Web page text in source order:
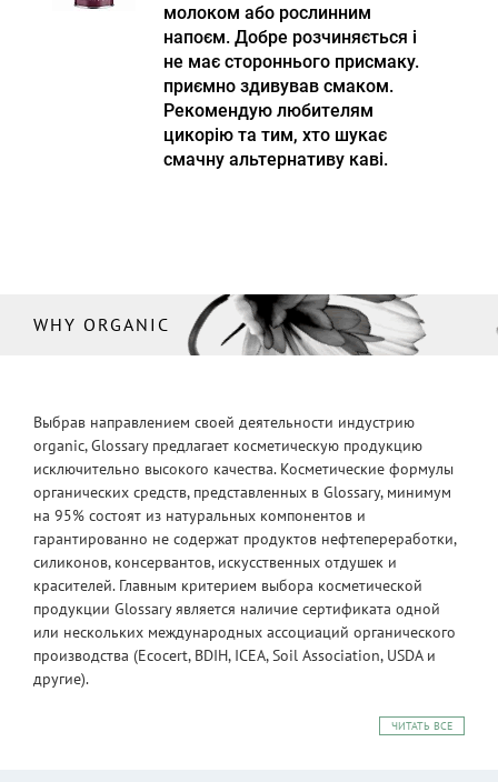
молоком або рослинним
напоєм. Добре розчиняється і
не має стороннього присмаку.
приємно здивував смаком.
Рекомендую любителям
цикорію та тим, хто шукає
смачну альтернативу каві.
WHY ORGANIC
Выбрав направлением своей деятельности индустрию
organic, Glossary предлагает косметическую продукцию
исключительно высокого качества. Косметические формулы
органических средств, представленных в Glossary, минимум
на 95% состоят из натуральных компонентов и
гарантированно не содержат продуктов нефтепереработки,
силиконов, консервантов, искусственных отдушек и
красителей. Главным критерием выбора косметической
продукции Glossary является наличие сертификата одной
или нескольких международных ассоциаций органического
производства (Ecocert, BDIH, ICEA, Soil Association, USDA и
другие).
ЧИТАТЬ ВСЕ